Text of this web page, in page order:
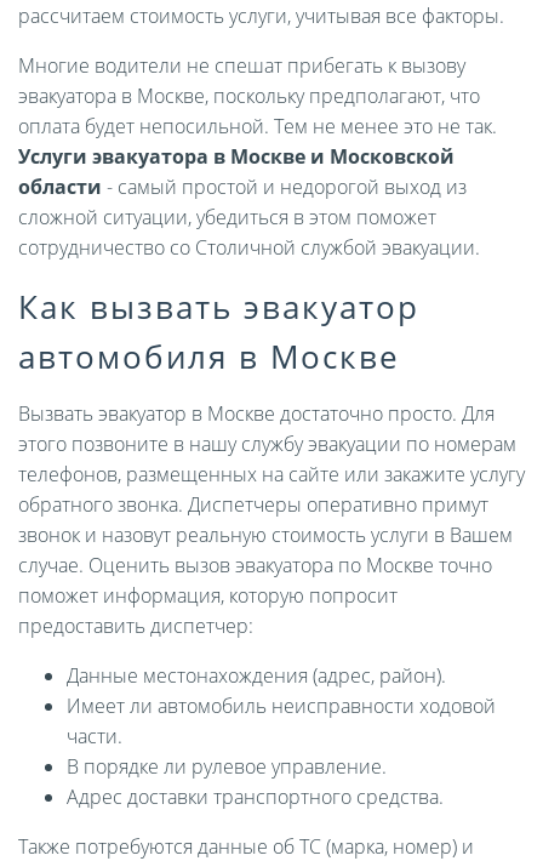
рассчитаем стоимость услуги, учитывая все факторы.
Многие водители не спешат прибегать к вызову
эвакуатора в Москве, поскольку предполагают, что
оплата будет непосильной. Тем не менее это не так.
Услуги эвакуатора в Москве и Московской
области - самый простой и недорогой выход из
сложной ситуации, убедиться в этом поможет
сотрудничество со Столичной службой эвакуации.
Как вызвать эвакуатор
автомобиля в Москве
Вызвать эвакуатор в Москве достаточно просто. Для
этого позвоните в нашу службу эвакуации по номерам
телефонов, размещенных на сайте или закажите услугу
обратного звонка. Диспетчеры оперативно примут
звонок и назовут реальную стоимость услуги в Вашем
случае. Оценить вызов эвакуатора по Москве точно
поможет информация, которую попросит
предоставить диспетчер:
Данные местонахождения (адрес, район).
Имеет ли автомобиль неисправности ходовой
части.
В порядке ли рулевое управление.
Адрес доставки транспортного средства.
Также потребуются данные об ТС (марка, номер) и